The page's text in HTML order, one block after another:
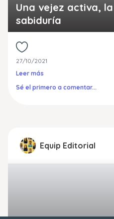
Una vejez activa,
sabiduría
27/10/2021
Leer más
Sé el primero a comentar...
Equip Editorial